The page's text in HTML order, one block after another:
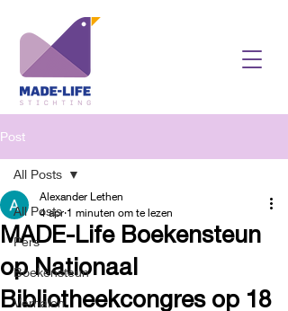
Post
All Posts
Pers
Boekensteun
Verhalen
All Posts
MADE-Life Boekensteun
op Nationaal
Bibliotheekcongres op 18
Alexander Lethen
4 apr 1 minuten om te lezen